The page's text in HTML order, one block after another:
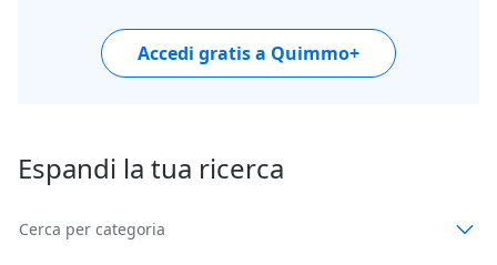
Accedi gratis a Quimmo+
Espandi la tua ricerca
Cerca per categoria